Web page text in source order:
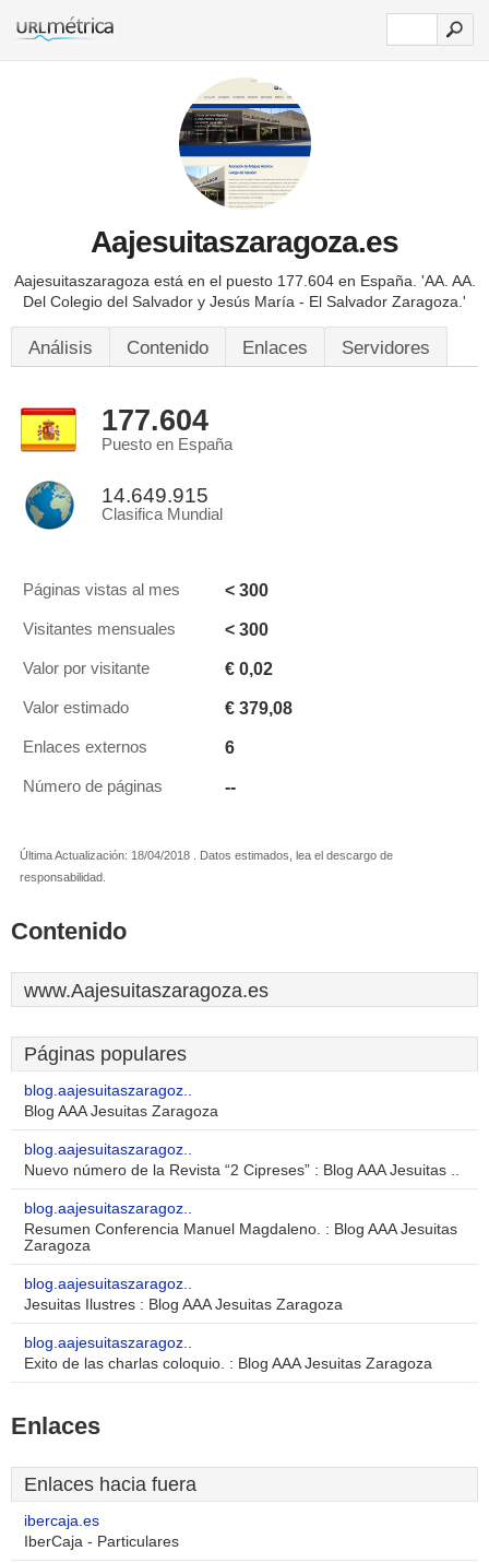
Aajesuitaszaragoza.es
Aajesuitaszaragoza está en el puesto 177.604 en España. 'AA. AA.
Del Colegio del Salvador y Jesús María - El Salvador Zaragoza.'
Análisis Contenido Enlaces Servidores
177.604
Puesto en España
14.649.915
Clasifica Mundial
Páginas vistas al mes < 300
Visitantes mensuales < 300
Valor por visitante € 0,02
Valor estimado € 379,08
Enlaces externos 6
Número de páginas --
Última Actualización: 18/04/2018 . Datos estimados, lea el descargo de
responsabilidad.
Contenido
www.Aajesuitaszaragoza.es
Páginas populares
blog.aajesuitaszaragoz..
Blog AAA Jesuitas Zaragoza
blog.aajesuitaszaragoz..
Nuevo número de la Revista “2 Cipreses” : Blog AAA Jesuitas ..
blog.aajesuitaszaragoz..
Resumen Conferencia Manuel Magdaleno. : Blog AAA Jesuitas
Zaragoza
blog.aajesuitaszaragoz..
Jesuitas Ilustres : Blog AAA Jesuitas Zaragoza
blog.aajesuitaszaragoz..
Exito de las charlas coloquio. : Blog AAA Jesuitas Zaragoza
Enlaces
Enlaces hacia fuera
ibercaja.es
IberCaja - Particulares